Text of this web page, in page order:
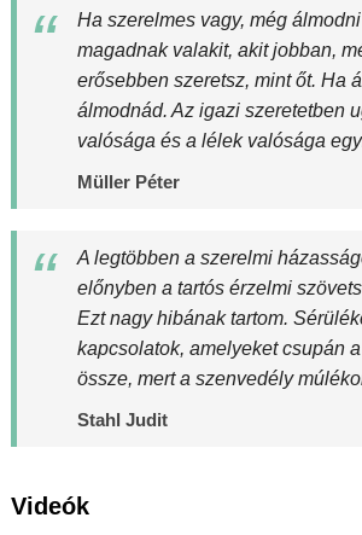
Ha szerelmes vagy, még
magadnak valakit, akit jobban,
erősebben szeretsz, mint őt. Ha
álmodnád. Az igazi szeretetben
valósága és a lélek valósága
Müller Péter
A legtöbben a szerelmi
előnyben a tartós érzelmi
Ezt nagy hibának tartom.
kapcsolatok, amelyeket csupán
össze, mert a szenvedély
Stahl Judit
Videók